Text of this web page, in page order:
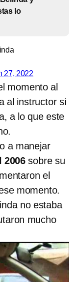
lo
27, 2022
momento al
al instructor si
a lo que este
a manejar
2006sobre su
el
momento.
no estaba
mucho